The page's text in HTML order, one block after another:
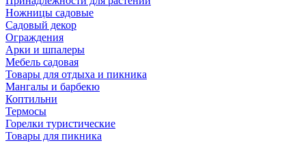
Ножницы садовые
Садовый декор
Ограждения
Арки и шпалеры
Мебель садовая
Товары для отдыха и пикника
Мангалы и барбекю
Коптильни
Термосы
Горелки туристические
Товары для пикника